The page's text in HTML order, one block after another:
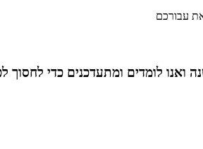
עבורכם
לומדים ומתעדכנים כדי לחסוך